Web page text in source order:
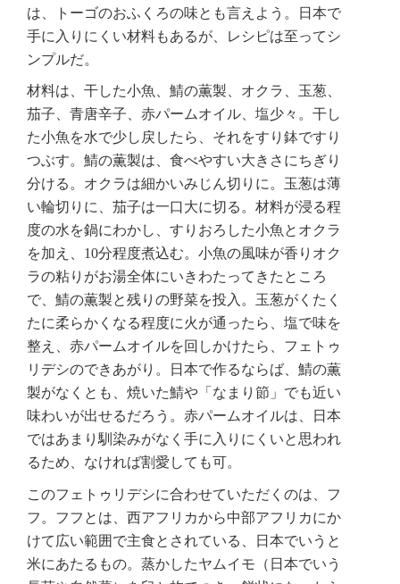
は、トーゴのおふくろの味とも言えよう。日本で
手に入りにくい材料もあるが、レシピは至ってシ
ンプルだ。
材料は、干した小魚、鯖の薫製、オクラ、玉葱、
茄子、青唐辛子、赤パームオイル、塩少々。干し
た小魚を水で少し戻したら、それをすり鉢ですり
つぶす。鯖の薫製は、食べやすい大きさにちぎり
分ける。オクラは細かいみじん切りに。玉葱は薄
い輪切りに、茄子は一口大に切る。材料が浸る程
度の水を鍋にわかし、すりおろした小魚とオクラ
を加え、10分程度煮込む。小魚の風味が香りオク
ラの粘りがお湯全体にいきわたってきたところ
で、鯖の薫製と残りの野菜を投入。玉葱がくたく
たに柔らかくなる程度に火が通ったら、塩で味を
整え、赤パームオイルを回しかけたら、フェトゥ
リデシのできあがり。日本で作るならば、鯖の薫
製がなくとも、焼いた鯖や「なまり節」でも近い
味わいが出せるだろう。赤パームオイルは、日本
ではあまり馴染みがなく手に入りにくいと思われ
るため、なければ割愛しても可。
このフェトゥリデシに合わせていただくのは、フ
フ。フフとは、西アフリカから中部アフリカにか
けて広い範囲で主食とされている、日本でいうと
米にあたるもの。蒸かしたヤムイモ（日本でいう